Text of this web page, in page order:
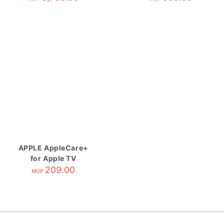
APPLE AppleCare+
for Apple TV
MOP 209.00